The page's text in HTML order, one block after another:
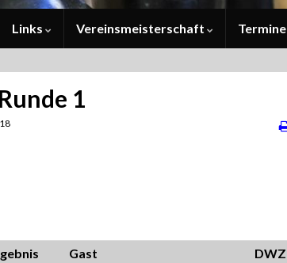
Links Vereinsmeisterschaft Termine
1
Gast
DWZ